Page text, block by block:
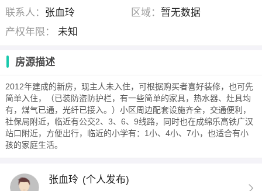
联系人： 张血玲 区域： 暂无数据
产权年限：
未知
房源描述
2012年建成的新房，现主人未入住，可根据购买者喜好装修，也可先
简单入住，（已装防盗防护栏，有一些简单的家具，热水器、灶具均
有，煤气已通，光纤已接入。）小区周边配套设施齐全，交通便利，
社保局附近，临近有公交2、3、6、9线路，同时也在成绵乐高铁广汉
站口附近，方便出行，临近的小学有：1小、4小、7小，也适合有小
孩的家庭生活。
张血玲 (个人发布)